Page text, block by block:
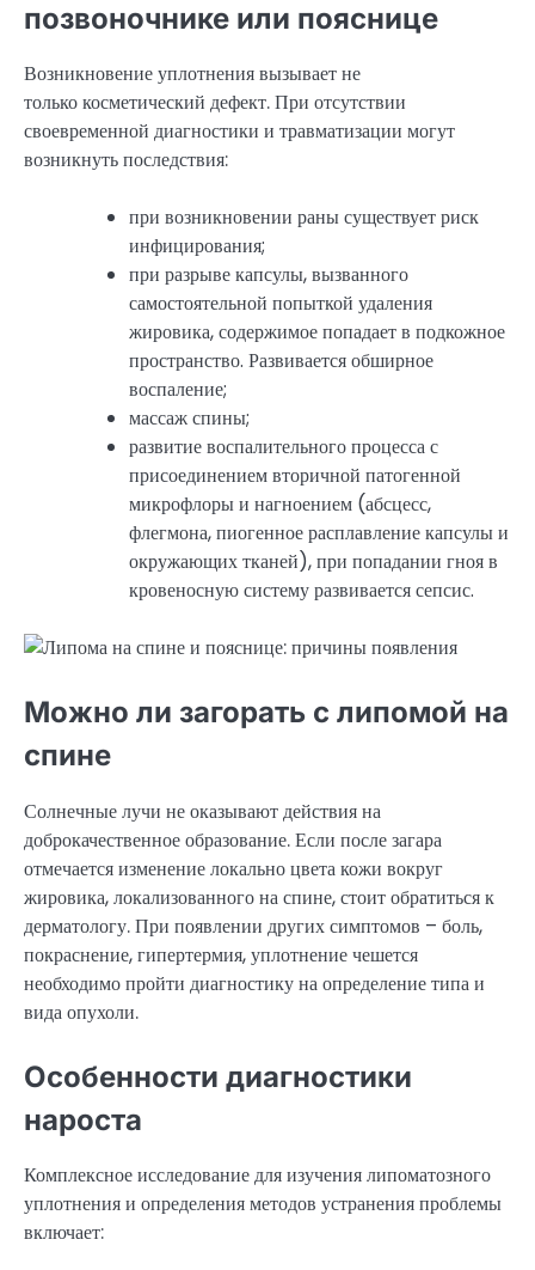
позвоночнике или пояснице
Возникновение уплотнения вызывает не
только косметический дефект. При отсутствии
своевременной диагностики и травматизации могут
возникнуть последствия:
при возникновении раны существует риск
инфицирования;
при разрыве капсулы, вызванного
самостоятельной попыткой удаления
жировика, содержимое попадает в подкожное
пространство. Развивается обширное
воспаление;
массаж спины;
развитие воспалительного процесса с
присоединением вторичной патогенной
микрофлоры и нагноением (абсцесс,
флегмона, пиогенное расплавление капсулы и
окружающих тканей), при попадании гноя в
кровеносную систему развивается сепсис.
Можно ли загорать с липомой на
спине
Солнечные лучи не оказывают действия на
доброкачественное образование. Если после загара
отмечается изменение локально цвета кожи вокруг
жировика, локализованного на спине, стоит обратиться к
дерматологу. При появлении других симптомов – боль,
покраснение, гипертермия, уплотнение чешется
необходимо пройти диагностику на определение типа и
вида опухоли.
Особенности диагностики
нароста
Комплексное исследование для изучения липоматозного
уплотнения и определения методов устранения проблемы
включает: